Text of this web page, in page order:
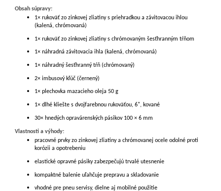
Obsah súpravy:
1× rukoväť zo zinkovej zliatiny s priehradkou a závitovacou ihlou
(kalená, chrómovaná)
1× rukoväť zo zinkovej zliatiny s chrómovaným šesťhranným tŕňom
1× náhradná závitovacia ihla (kalená, chrómovaná)
1× náhradný šesťhranný tŕň (chrómovaný)
2× imbusový kľúč (černený)
1× plechovka mazacieho oleja 50 g
1× dlhé kliešte s dvojfarebnou rukoväťou, 6", kované
30× hnedých opravárenských pásikov 100 × 6 mm
Vlastnosti a výhody:
pracovné prvky zo zinkovej zliatiny a chrómovanej ocele odolné proti
korózii a opotrebeniu
elastické opravné pásiky zabezpečujú trvalé utesnenie
kompaktné balenie uľahčuje prepravu a skladovanie
vhodné pre pneu servisy, dielne aj mobilné použitie